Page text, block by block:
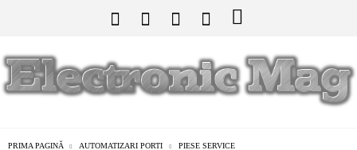
PRIMA PAGINĂ AUTOMATIZARI PORTI PIESE SERVICE